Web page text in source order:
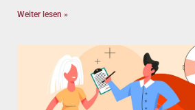
Weiter lesen »